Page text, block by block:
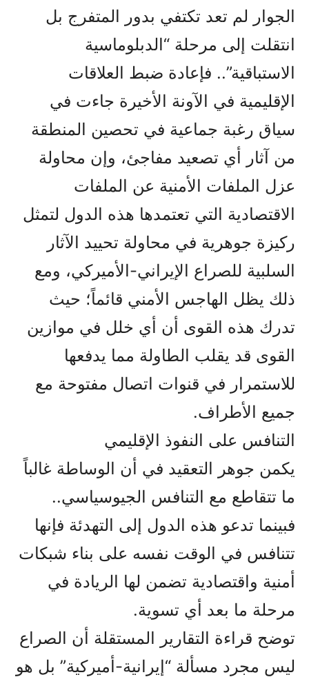
الجوار لم تعد تكتفي بدور المتفرج بل
انتقلت إلى مرحلة “الدبلوماسية
الاستباقية”.. فإعادة ضبط العلاقات
الإقليمية في الآونة الأخيرة جاءت في
سياق رغبة جماعية في تحصين المنطقة
من آثار أي تصعيد مفاجئ، وإن محاولة
عزل الملفات الأمنية عن الملفات
الاقتصادية التي تعتمدها هذه الدول لتمثل
ركيزة جوهرية في محاولة تحييد الآثار
السلبية للصراع الإيراني-الأميركي، ومع
ذلك يظل الهاجس الأمني قائماً؛ حيث
تدرك هذه القوى أن أي خلل في موازين
القوى قد يقلب الطاولة مما يدفعها
للاستمرار في قنوات اتصال مفتوحة مع
جميع الأطراف.
التنافس على النفوذ الإقليمي
يكمن جوهر التعقيد في أن الوساطة غالباً
ما تتقاطع مع التنافس الجيوسياسي..
فبينما تدعو هذه الدول إلى التهدئة فإنها
تتنافس في الوقت نفسه على بناء شبكات
أمنية واقتصادية تضمن لها الريادة في
مرحلة ما بعد أي تسوية.
توضح قراءة التقارير المستقلة أن الصراع
ليس مجرد مسألة “إيرانية-أميركية” بل هو